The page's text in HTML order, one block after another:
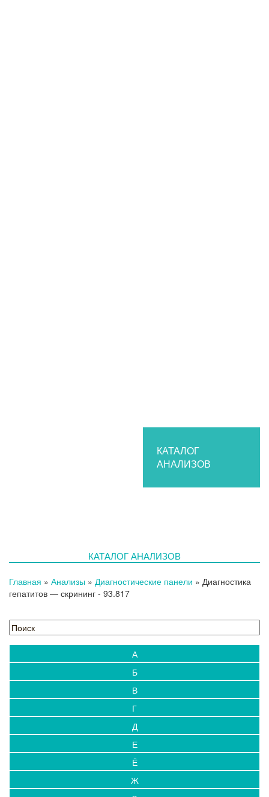
КАТАЛОГ
АНАЛИЗОВ
КАТАЛОГ АНАЛИЗОВ
Главная » Анализы » Диагностические панели » Диагностика
гепатитов — скрининг - 93.817
А
Б
В
Г
Д
Е
Ё
Ж